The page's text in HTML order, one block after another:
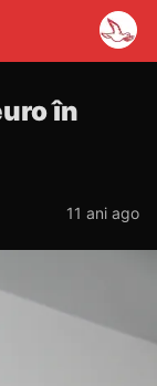
în
11 ani ago